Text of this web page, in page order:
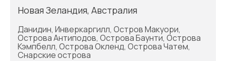
Новая Зеландия, Австралия
Данидин, Инверкаргилл, Остров Макуори,
Острова Антиподов, Острова Баунти, Острова
Кэмпбелл, Острова Окленд, Острова Чатем,
Снарские острова